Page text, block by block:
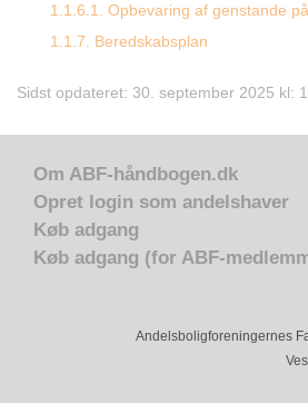
1.1.6.1. Opbevaring af genstande
1.1.7. Beredskabsplan
Sidst opdateret: 30. september 2025 kl:
Om ABF-håndbogen.dk
Opret login som andelshaver
Køb adgang
Køb adgang (for ABF-
Andelsboligforeningernes